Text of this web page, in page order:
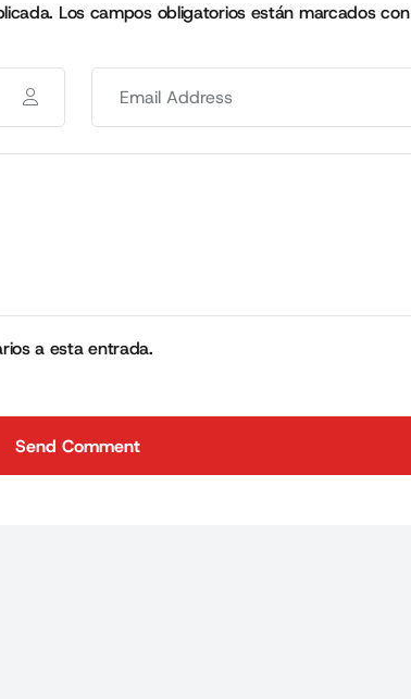
Los campos obligatorios están marcados con
a esta entrada.
Send Comment